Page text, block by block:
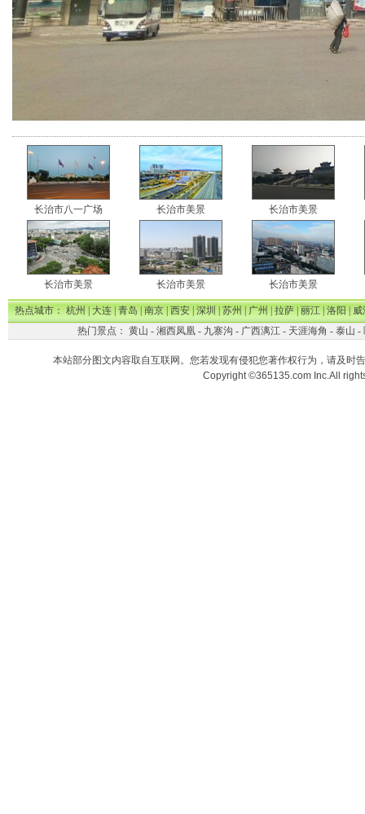
长治市八一广场 长治市美景 长治市美景
长治市美景 长治市美景 长治市美景
热点城市：杭州|大连|青岛|南京|西安|深圳|苏州|广州|拉萨|丽江|洛阳|威
热门景点： 黄山 - 湘西凤凰- 九寨沟 - 广西漓江- 天涯海角 - 泰山 -
本站部分图文内容取自互联网。您若发现有侵犯您著作权行为，请及时
Copyright ©365135.com Inc.All